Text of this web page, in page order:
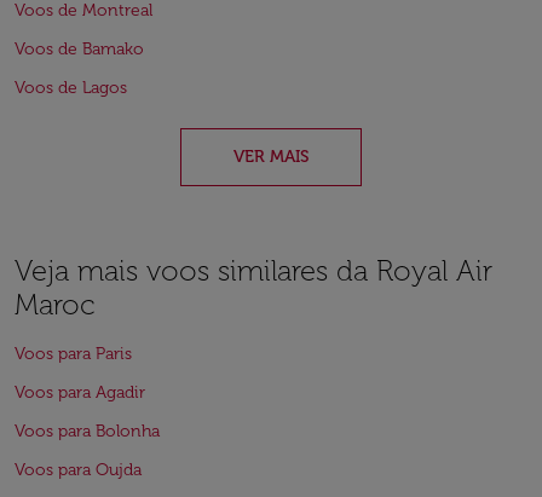
Voos de Montreal
Voos de Bamako
Voos de Lagos
VER MAIS
Veja mais voos similares da Royal Air
Maroc
Voos para Paris
Voos para Agadir
Voos para Bolonha
Voos para Oujda